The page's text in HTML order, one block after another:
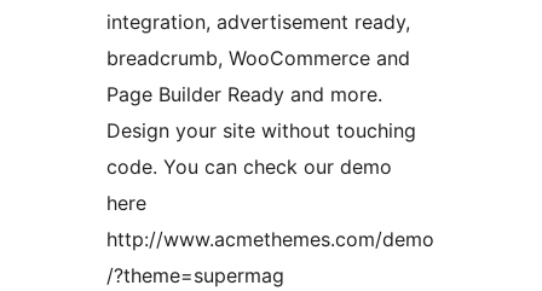
integration, advertisement ready,
breadcrumb, WooCommerce and
Page Builder Ready and more.
Design your site without touching
code. You can check our demo
here
http://www.acmethemes.com/demo
/?theme=supermag